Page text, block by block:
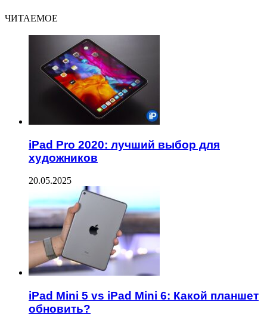
ЧИТАЕМОЕ
iPad Pro 2020: лучший выбор для
художников
20.05.2025
iPad Mini 5 vs iPad Mini 6: Какой планшет
обновить?